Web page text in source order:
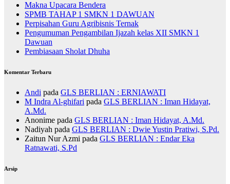
Makna Upacara Bendera
SPMB TAHAP 1 SMKN 1 DAWUAN
Perpisahan Guru Agribisnis Ternak
Pengumuman Pengambilan Ijazah kelas XII SMKN 1
Dawuan
Pembiasaan Sholat Dhuha
Komentar Terbaru
Andi pada GLS BERLIAN : ERNIAWATI
M Indra Al-ghifari pada GLS BERLIAN : Iman Hidayat,
A.Md.
Anonime pada GLS BERLIAN : Iman Hidayat, A.Md.
Nadiyah pada GLS BERLIAN : Dwie Yustin Pratiwi, S.Pd.
Zaitun Nur Azmi pada GLS BERLIAN : Endar Eka
Ratnawati, S.Pd
Arsip